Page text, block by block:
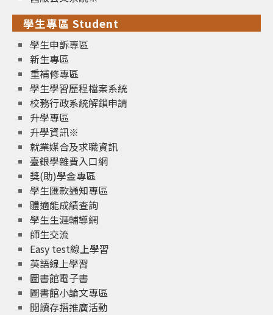
學生專區 Student
學生申訴專區
新生專區
重補修專區
學生學習歷程檔案系統
校務行政系統解鎖申請
升學專區
升學資訊※
就業媒合及求職資訊
臺銀學雜費入口網
獎(助)學金專區
學生匯款通知專區
體適能成績查詢
學生生涯輔導網
師生交流
Easy test線上學習
英語線上學習
圖書館電子書
圖書館小論文專區
閱讀存摺推廣活動